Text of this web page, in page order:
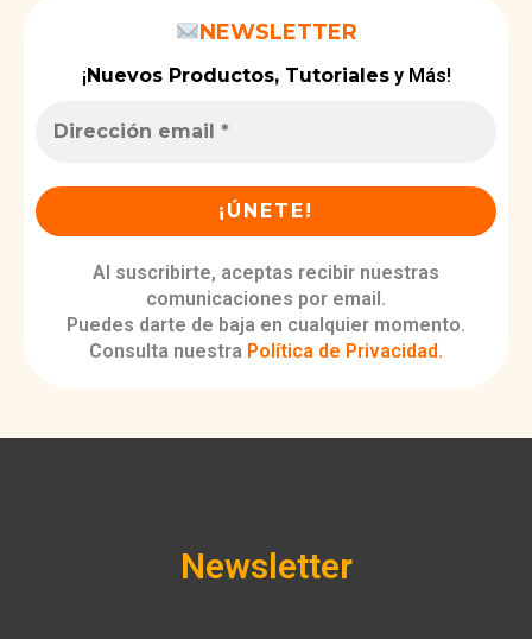
NEWSLETTER
¡Nuevos Productos, Tutorialesy Más!
Al suscribirte, aceptas recibir nuestras
comunicaciones por email.
Puedes darte de baja en cualquier momento.
Consulta nuestra Política de Privacidad.
Newsletter